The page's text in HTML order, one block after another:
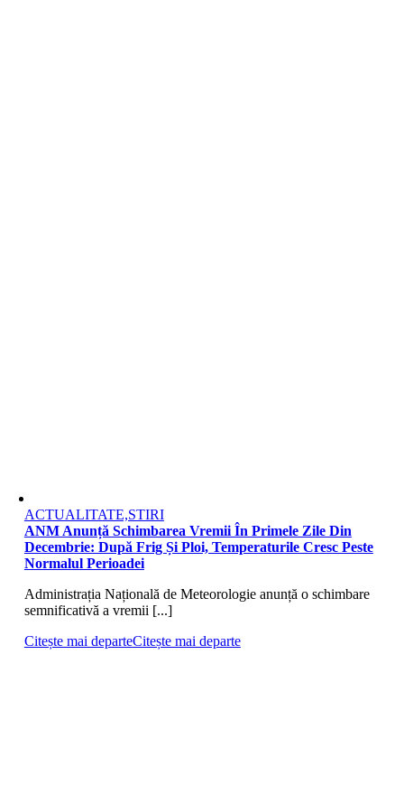
ACTUALITATE,STIRI
ANM Anunță Schimbarea Vremii În Primele Zile Din
Decembrie: După Frig Și Ploi, Temperaturile Cresc Peste
Normalul Perioadei
Administrația Națională de Meteorologie anunță o schimbare
semnificativă a vremii [...]
Citește mai departeCitește mai departe